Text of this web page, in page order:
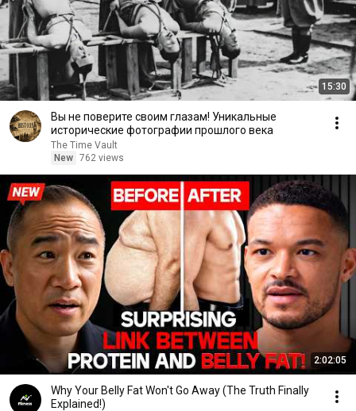
15:30
Вы не поверите своим глазам! Уникальные
исторические фотографии прошлого века
The Time Vault
New 762 views
2:02:05
Why Your Belly Fat Won't Go Away (The Truth Finally
Explained!)